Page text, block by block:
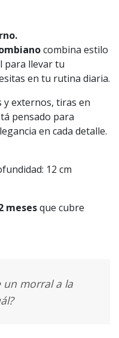
combina estilo
para llevar tu
en tu rutina diaria.
externos, tiras en
pensado para
en cada detalle.
12 cm
mesesque cubre
un morral a la